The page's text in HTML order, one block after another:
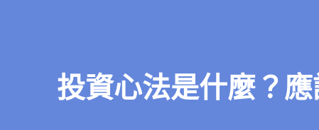
有
公
式，
投資心法是什麼？